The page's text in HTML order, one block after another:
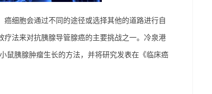
细胞会通过不同的途径或选择其他的道路进行自
法来对抗胰腺导管腺癌的主要挑战之一。冷泉港
鼠胰腺肿瘤生长的方法，并将研究发表在《临床癌